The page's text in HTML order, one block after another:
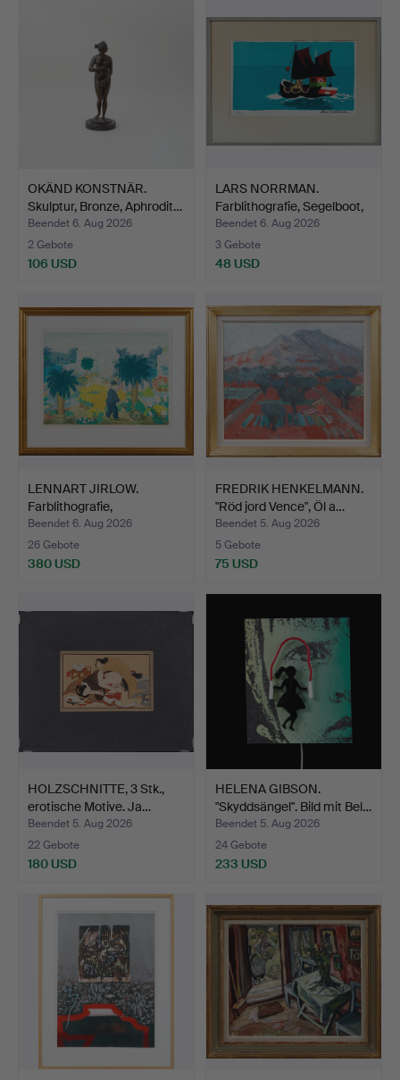
OKÄND KONSTNÄR.
Skulptur, Bronze, Aphrodit…
Beendet 6. Aug 2026
2 Gebote
106 USD
LARS NORRMAN.
Farblithografie, Segelboot,
…
Beendet 6. Aug 2026
3 Gebote
48 USD
LENNART JIRLOW.
Farblithografie,
Gartenmot…
Beendet 6. Aug 2026
26 Gebote
380 USD
FREDRIK HENKELMANN.
"Röd jord Vence", Öl a…
Beendet 5. Aug 2026
5 Gebote
75 USD
HOLZSCHNITTE, 3 Stk.,
erotische Motive. Ja…
Beendet 5. Aug 2026
22 Gebote
180 USD
HELENA GIBSON.
"Skyddsängel". Bild mit Bel…
Beendet 5. Aug 2026
24 Gebote
233 USD